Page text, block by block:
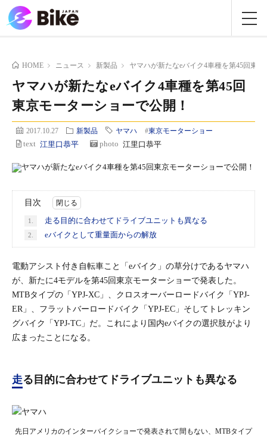
HOME ニュース 新製品 ヤマハが新たなeバイク4車種を第45回東
ヤマハが新たなeバイク4車種を第45回
東京モーターショーで公開！
2017.10.27 新製品 ヤマハ #東京モーターショー
text 江里口恭平 photo 江里口恭平
目次
1. 走る目的に合わせてドライブユニットも異なる
2. eバイクとして重量面からの解放
電動アシスト付き自転車こと「eバイク」の草分けであるヤマハ
が、新たに4モデルを第45回東京モーターショーで発表した。
MTBタイプの「YPJ-XC」、クロスオーバーロードバイク「YPJ-
ER」、フラットバーロードバイク「YPJ-EC」そしてトレッキン
グバイク「YPJ-TC」だ。これにより国内eバイクの選択肢がより
広まったことになる。
走る目的に合わせてドライブユニットも異なる
先日アメリカのインターバイクショーで発表されて間もない、MTBタイプ